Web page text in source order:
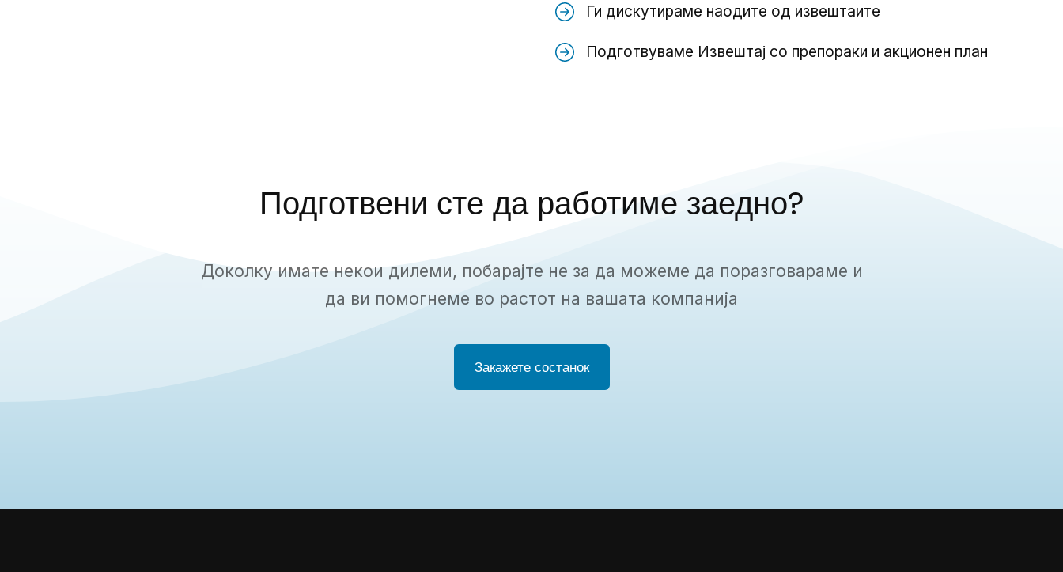
Ги дискутираме наодите од извештаите
Подготвуваме Извештај со препораки и акционен план
Подготвени сте да работиме заедно?
Доколку имате некои дилеми, побарајте не за да можеме да поразговараме и
да ви помогнеме во растот на вашата компанија
Закажете состанок